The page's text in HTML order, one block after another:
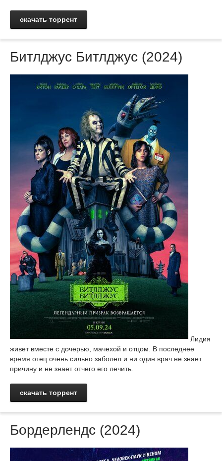
скачать торрент
Битлджус Битлджус (2024)
Лидия
живет вместе с дочерью, мачехой и отцом. В последнее
время отец очень сильно заболел и ни один врач не знает
причину и не знает отчего его лечить.
скачать торрент
Бордерлендс (2024)